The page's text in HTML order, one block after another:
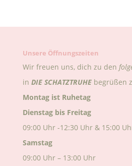
Unsere Öffnungszeiten
Wir freuen uns, dich zu den
in DIE SCHATZTRUHEbegrüßen
Montag ist Ruhetag
Dienstag bis Freitag
09:00 Uhr -12:30 Uhr & 15:00
Samstag
09:00 Uhr – 13:00 Uhr